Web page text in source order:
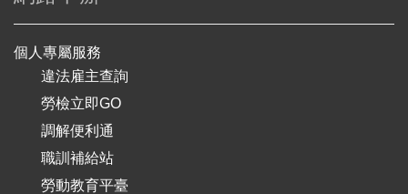
個人專屬服務
違法雇主查詢
勞檢立即GO
調解便利通
職訓補給站
勞動教育平臺